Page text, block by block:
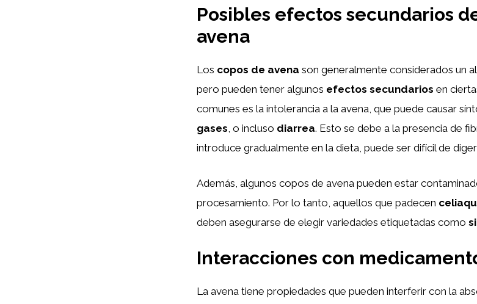
Posibles efectos secundarios
avena
Los copos de avena son generalmente considerados un
pero pueden tener algunos efectos secundarios en
comunes es la intolerancia a la avena, que puede causar
gases, o incluso diarrea. Esto se debe a la presencia de
introduce gradualmente en la dieta, puede ser difícil de
Además, algunos copos de avena pueden estar
procesamiento. Por lo tanto, aquellos que padecen
deben asegurarse de elegir variedades etiquetadas como
Interacciones con
La avena tiene propiedades que pueden interferir con la